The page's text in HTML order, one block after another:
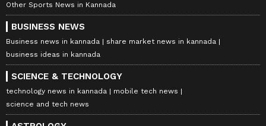
Other Sports News in Kannada
BUSINESS NEWS
Business news in kannada
share market news in kannada
business ideas in kannada
SCIENCE & TECHNOLOGY
technology news in kannada
mobile tech news
science and tech news